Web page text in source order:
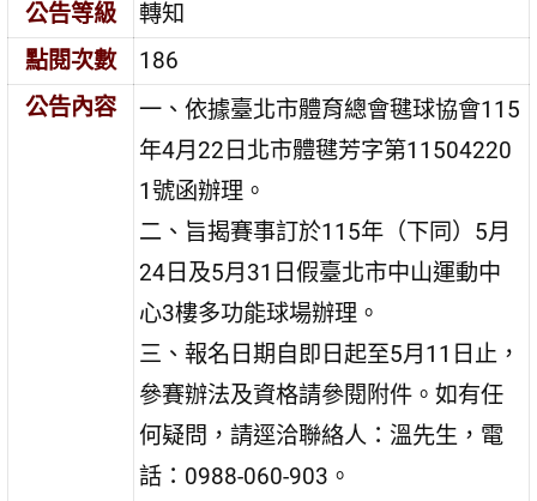
公告等級
轉知
點閱次數
186
公告內容
一、依據臺北市體育總會毽球協會115
年4月22日北市體毽芳字第11504220
1號函辦理。
二、旨揭賽事訂於115年（下同）5月
24日及5月31日假臺北市中山運動中
心3樓多功能球場辦理。
三、報名日期自即日起至5月11日止，
參賽辦法及資格請參閱附件。如有任
何疑問，請逕洽聯絡人：溫先生，電
話：0988-060-903。